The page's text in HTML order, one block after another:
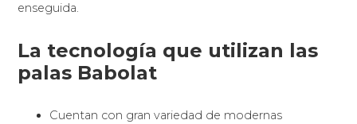
enseguida.
La tecnología que utilizan las
palas Babolat
Cuentan con gran variedad de modernas